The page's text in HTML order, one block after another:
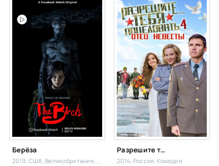
Берёза
2019, США, Великобритания,
Ужасы, Зарубежный
Разрешите тебя поцеловать… отец невесты
2014, Россия, Комедия